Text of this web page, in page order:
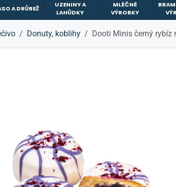
A DRŮBEŽ
UZENINY A
LAHŮDKY
MLÉČNÉ
VÝROBKY
Donuty, koblihy Dooti Minis černý rybíz